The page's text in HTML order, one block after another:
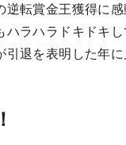
転賞金王獲得に
ラハラドキドキ
退を表明した年